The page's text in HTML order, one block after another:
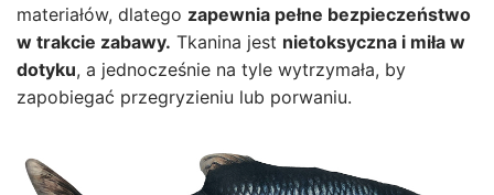
materiałów, dlatego zapewnia pełne bezpieczeństwo
w trakcie zabawy. Tkanina jest nietoksyczna i miła w
dotyku, a jednocześnie na tyle wytrzymała, by
zapobiegać przegryzieniu lub porwaniu.